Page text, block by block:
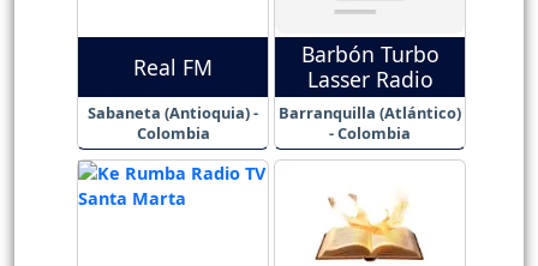
Real FM
Sabaneta (Antioquia) -
Colombia
Barbón Turbo
Lasser Radio
Barranquilla (Atlántico)
- Colombia